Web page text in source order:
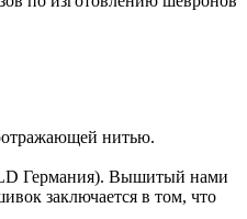
нитью.
Германия). Вышитый нами
заключается в том, что